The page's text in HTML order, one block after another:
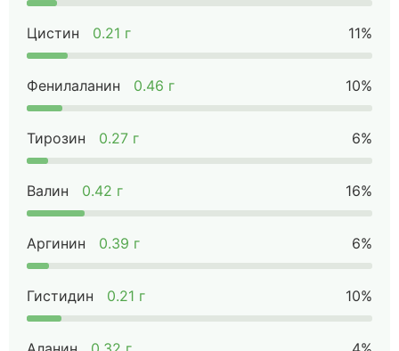
Цистин 0.21 г 11%
Фенилаланин 0.46 г 10%
Тирозин 0.27 г 6%
Валин 0.42 г 16%
Аргинин 0.39 г 6%
Гистидин 0.21 г 10%